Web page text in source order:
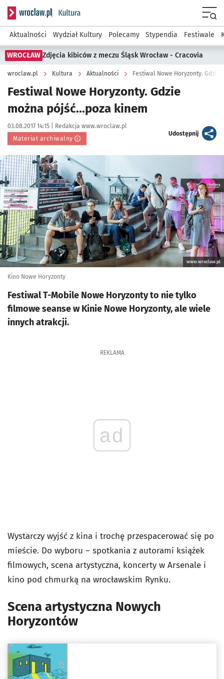
Serwis informacyjny wroclaw.pl podserwis: Kultura
Aktualności Wydział Kultury Polecamy Stypendia Festiwale
WROCŁAW Zdjęcia kibiców z meczu Śląsk Wrocław - Cracovia
wroclaw.pl Kultura Aktualności Festiwal Nowe Horyzonty. Gdzie
Festiwal Nowe Horyzonty. Gdzie
można pójść...poza kinem
Data publikacji:
03.08.2017 14:15 | Autor:
Redakcja www.wroclaw.pl
Materiał archiwalny
Udostępnijartykuł
Kliknij, aby powiększyć
www.wroclaw.pl
Kino Nowe Horyzonty
Festiwal T-Mobile Nowe Horyzonty to nie tylko
filmowe seanse w Kinie Nowe Horyzonty, ale wiele
innych atrakcji.
REKLAMA
ad
Wystarczy wyjść z kina i trochę przespacerować się po
mieście. Do wyboru – spotkania z autorami książek
filmowych, scena artystyczna, koncerty w Arsenale i
kino pod chmurką na wrocławskim Rynku.
Scena artystyczna Nowych
Horyzontów